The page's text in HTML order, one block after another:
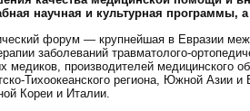
научная и культурная
форум — крупнейшая в Евразии
заболеваний травматолого-
медиков, производителей медицинского
Тихоокеанского региона, Южной Азии
Кореи и Италии.